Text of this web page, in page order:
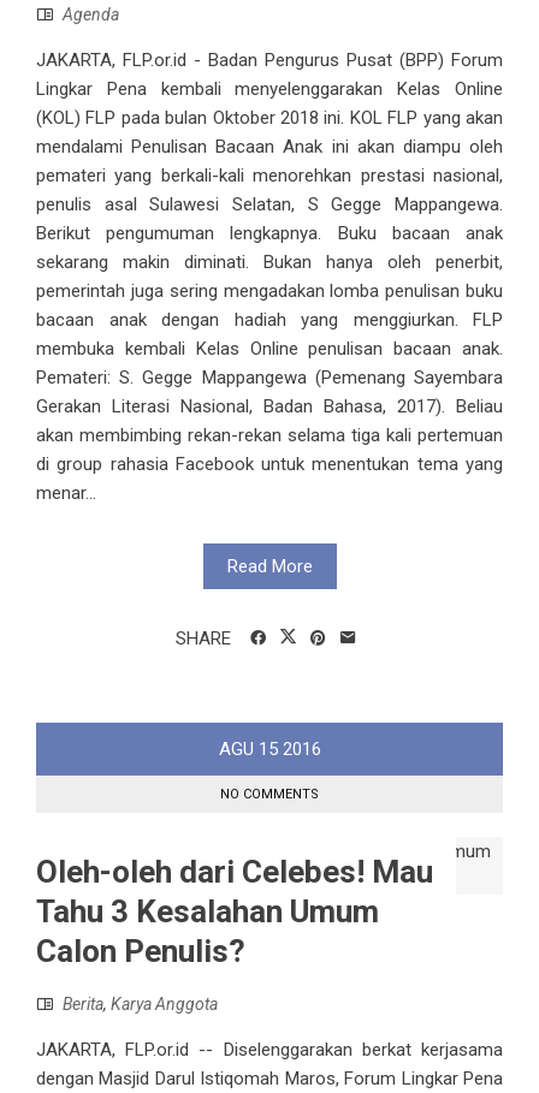
Agenda
JAKARTA, FLP.or.id - Badan Pengurus Pusat (BPP) Forum
Lingkar Pena kembali menyelenggarakan Kelas Online
(KOL) FLP pada bulan Oktober 2018 ini. KOL FLP yang akan
mendalami Penulisan Bacaan Anak ini akan diampu oleh
pemateri yang berkali-kali menorehkan prestasi nasional,
penulis asal Sulawesi Selatan, S Gegge Mappangewa.
Berikut pengumuman lengkapnya. Buku bacaan anak
sekarang makin diminati. Bukan hanya oleh penerbit,
pemerintah juga sering mengadakan lomba penulisan buku
bacaan anak dengan hadiah yang menggiurkan. FLP
membuka kembali Kelas Online penulisan bacaan anak.
Pemateri: S. Gegge Mappangewa (Pemenang Sayembara
Gerakan Literasi Nasional, Badan Bahasa, 2017). Beliau
akan membimbing rekan-rekan selama tiga kali pertemuan
di group rahasia Facebook untuk menentukan tema yang
menar...
Read More
SHARE
AGU 15 2016
NO COMMENTS
Oleh-oleh dari Celebes! Mau
Tahu 3 Kesalahan Umum
Calon Penulis?
Berita, Karya Anggota
JAKARTA, FLP.or.id -- Diselenggarakan berkat kerjasama
dengan Masjid Darul Istiqomah Maros, Forum Lingkar Pena